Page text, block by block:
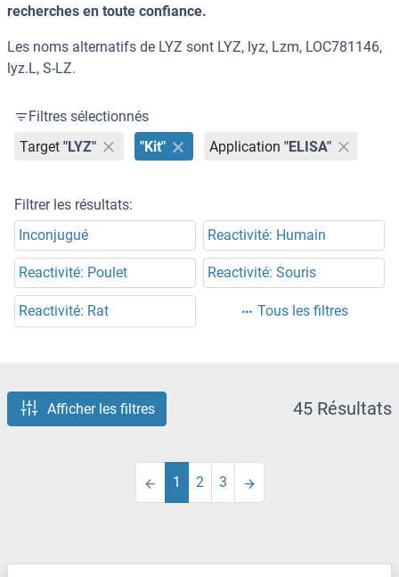
recherches en toute confiance.
Les noms alternatifs de LYZ sont LYZ, lyz, Lzm, LOC781146,
lyz.L, S-LZ.
Filtres sélectionnés
Target "LYZ" "Kit" Application "ELISA"
Filtrer les résultats:
Inconjugué
Reactivité: Humain
Reactivité: Poulet Reactivité: Souris
Reactivité: Rat Tous les filtres
Afficher les filtres 45 Résultats
1 2 3